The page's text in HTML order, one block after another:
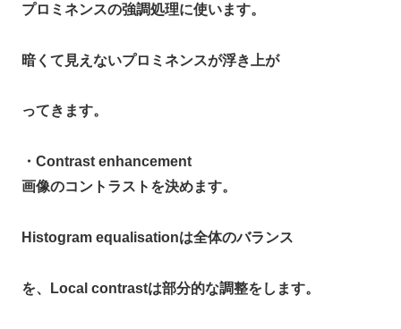
プロミネンスの強調処理に使います。
暗くて見えないプロミネンスが浮き上が
ってきます。
・Contrast enhancement
画像のコントラストを決めます。
Histogram equalisationは全体のバランス
を、Local contrastは部分的な調整をします。